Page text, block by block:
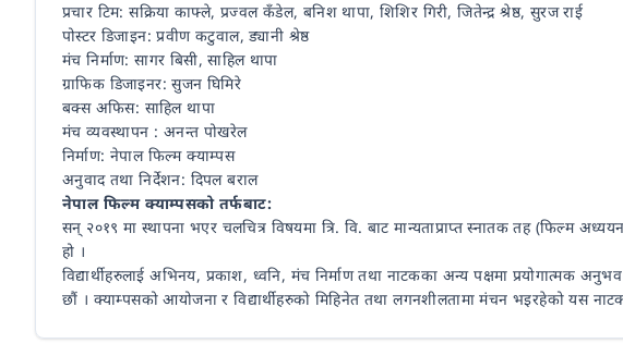
प्रचार टिम: सक्रिया काफ्ले, प्रज्वल कँडेल, बनिश थापा, शिशिर गिरी, जितेन्द्र श्रेष्ठ, सुरज राई
पोस्टर डिजाइन: प्रवीण कटुवाल, ड्यानी श्रेष्ठ
मंच निर्माण: सागर बिसी, साहिल थापा
ग्राफिक डिजाइनर: सुजन घिमिरे
बक्स अफिस: साहिल थापा
मंच व्यवस्थापन : अनन्त पोखरेल
निर्माण: नेपाल फिल्म क्याम्पस
अनुवाद तथा निर्देशन: दिपल बराल
नेपाल फिल्म क्याम्पसको तर्फबाट:
सन् २०१९ मा स्थापना भएर चलचित्र विषयमा त्रि. वि. बाट मान्यताप्राप्त स्नातक तह (फिल्म
हो ।
विद्यार्थीहरुलाई अभिनय, प्रकाश, ध्वनि, मंच निर्माण तथा नाटकका अन्य पक्षमा प्रयोगात्मक
छौं । क्याम्पसको आयोजना र विद्यार्थीहरुको मिहिनेत तथा लगनशीलतामा मंचन भइरहेको यस